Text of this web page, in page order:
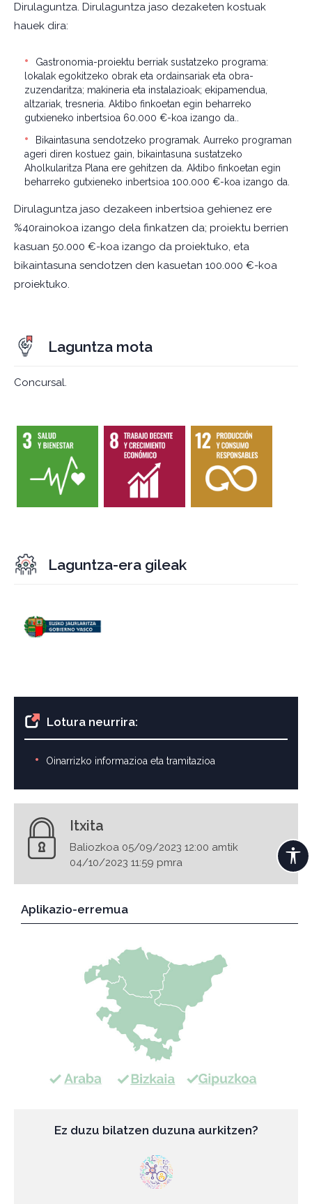
Dirulaguntza. Dirulaguntza jaso dezaketen kostuak
hauek dira:
Gastronomia-proiektu berriak sustatzeko programa:
lokalak egokitzeko obrak eta ordainsariak eta obra-
zuzendaritza; makineria eta instalazioak; ekipamendua,
altzariak, tresneria. Aktibo finkoetan egin beharreko
gutxieneko inbertsioa 60.000 €-koa izango da..
Bikaintasuna sendotzeko programak. Aurreko programan
ageri diren kostuez gain, bikaintasuna sustatzeko
Aholkularitza Plana ere gehitzen da. Aktibo finkoetan egin
beharreko gutxieneko inbertsioa 100.000 €-koa izango da.
Dirulaguntza jaso dezakeen inbertsioa gehienez ere
%40rainokoa izango dela finkatzen da; proiektu berrien
kasuan 50.000 €-koa izango da proiektuko, eta
bikaintasuna sendotzen den kasuetan 100.000 €-koa
proiektuko.
Laguntza mota
Concursal.
Laguntza-era gileak
Lotura neurrira:
Oinarrizko informazioa eta tramitazioa
Itxita
Baliozkoa 05/09/2023 12:00 amtik
04/10/2023 11:59 pmra
Aplikazio-erremua
Ez duzu bilatzen duzuna aurkitzen?